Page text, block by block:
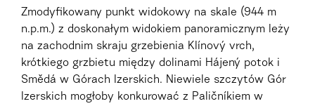
Zmodyfikowany punkt widokowy na skale (944 m
n.p.m.) z doskonałym widokiem panoramicznym leży
na zachodnim skraju grzebienia Klínový vrch,
krótkiego grzbietu między dolinami Hájený potok i
Smědá w Górach Izerskich. Niewiele szczytów Gór
Izerskich mogłoby konkurować z Paličníkiem w